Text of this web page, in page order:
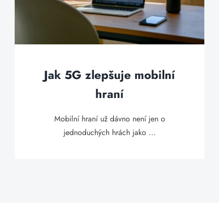
Jak 5G zlepšuje mobilní
hraní
Mobilní hraní už dávno není jen o
jednoduchých hrách jako ...